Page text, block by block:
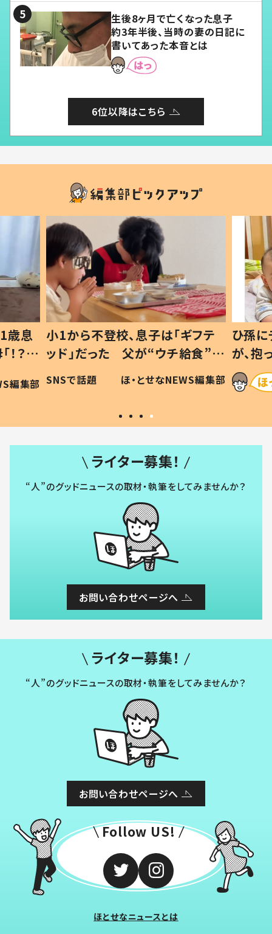
生後8ヶ月で亡くなった息子
約3年半後、当時の妻の日記に
書いてあった本音とは
6位以降はこちら
「ギフテ
チ給食”を
NEWS編集部
ひ孫にデレデレな80歳じいじ
が、抱っこすると…ひ孫の反応に
「涙が出ました」「可愛くて仕方な
い」
ほ・とせなNEWS編集部
ライター募集！
“人”のグッドニュースの取材・執筆をしてみませんか？
お問い合わせページへ
ライター募集！
“人”のグッドニュースの取材・執筆をしてみませんか？
お問い合わせページへ
Follow US!
ほとせなニュースとは